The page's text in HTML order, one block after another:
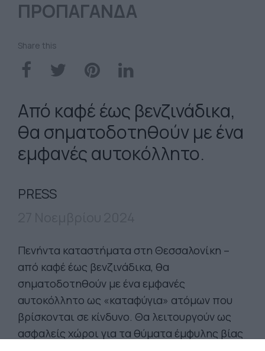
ΠΡΟΠΑΓΑΝΔΑ
Share this
Aπό καφέ έως βενζινάδικα,
θα σηματοδοτηθούν με ένα
εμφανές αυτοκόλλητο.
PRESS
Πενήντα καταστήματα στη Θεσσαλονίκη –
από καφέ έως βενζινάδικα, θα
σηματοδοτηθούν με ένα εμφανές
αυτοκόλλητο ως «καταφύγια» ατόμων που
βρίσκονται σε κίνδυνο. Θα λειτουργούν ως
ασφαλείς χώροι για τα θύματα έμφυλης βίας